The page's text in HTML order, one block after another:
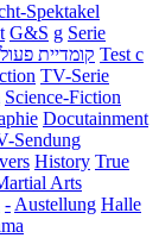
Spektakel
G&S g Serie
קומדיית Test c
TV-Serie
Science-Fiction
Docutainment
Sendung
History True
Arts
-Austellung Halle